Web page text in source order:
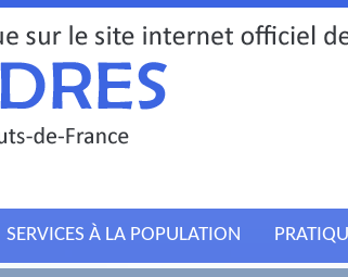
SERVICES À LA POPULATION